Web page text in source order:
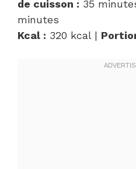
de cuisson : 35
minutes
Kcal : 320 kcal |